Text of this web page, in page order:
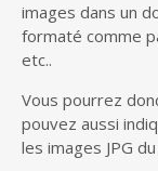
images dans un
formaté comme
etc..
Vous pourrez
pouvez aussi
les images JPG